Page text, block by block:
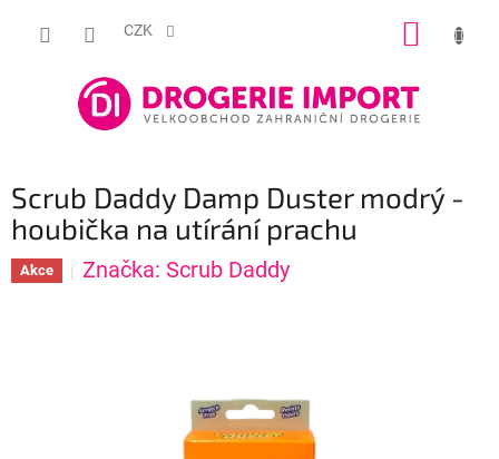
CZK
Scrub Daddy Damp Duster modrý -
houbička na utírání prachu
Akce Značka: Scrub Daddy